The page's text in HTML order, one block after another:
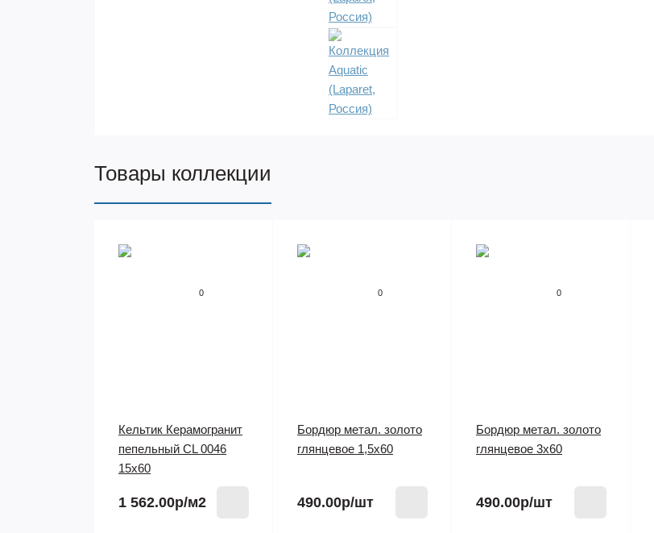
Товары коллекции
0
Кельтик Керамогранит
пепельный CL 0046
15х60
1 562.00р/м2
0
Бордюр метал. золото
глянцевое 1,5х60
490.00р/шт
0
Бордюр метал. золото
глянцевое 3х60
490.00р/шт